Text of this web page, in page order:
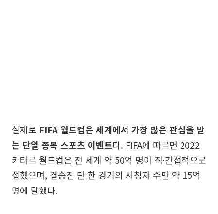
실제로 FIFA 월드컵은 세계에서 가장 많은 관심을 받
는 단일 종목 스포츠 이벤트다. FIFA에 따르면 2022
카타르 월드컵은 전 세계 약 50억 명이 직·간접적으로
접했으며, 결승전 단 한 경기의 시청자 수만 약 15억
명에 달했다.